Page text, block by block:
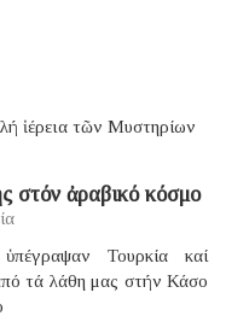
ἱέρεια τῶν Μυστηρίων
στόν ἀραβικό κόσμο
Τουρκία καί
τά λάθη μας στήν Κάσο